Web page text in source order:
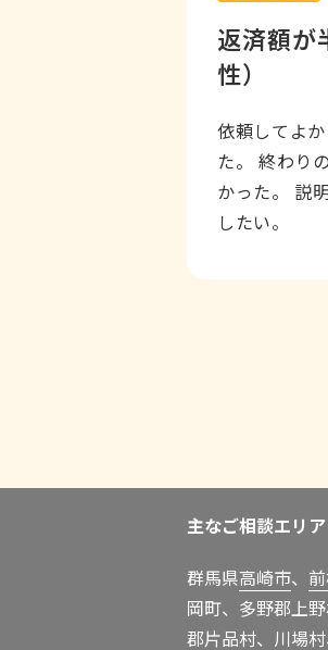
返済額が
性）
依頼してよ
た。 終わり
かった。 説
したい。
主なご相談エリア
群馬県高崎市、
岡町、多野郡上
郡片品村、川場